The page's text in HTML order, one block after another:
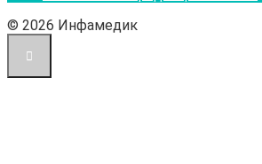
© 2026 Инфамедик